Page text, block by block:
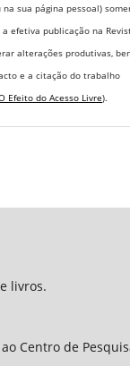
sua página pessoal)
a efetiva publicação na
alterações produtivas,
e a citação do trabalho
Efeito do Acesso Livre).
livros.
Centro de